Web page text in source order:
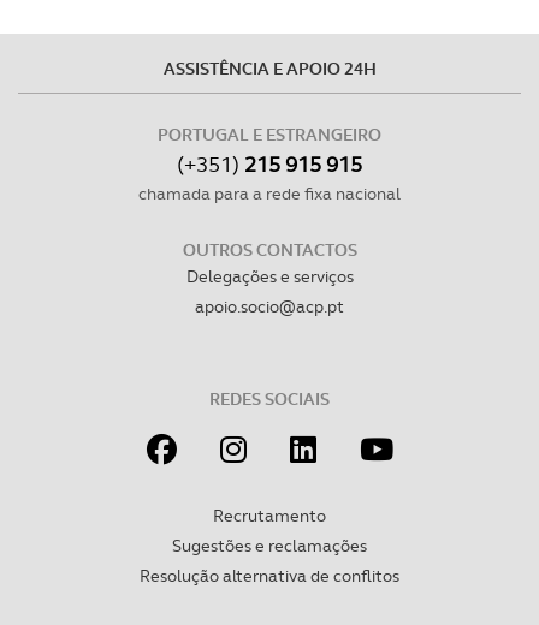
ASSISTÊNCIA E APOIO 24H
PORTUGAL E ESTRANGEIRO
(+351) 215 915 915
chamada para a rede fixa nacional
OUTROS CONTACTOS
Delegações e serviços
apoio.socio@acp.pt
REDES SOCIAIS
Recrutamento
Sugestões e reclamações
Resolução alternativa de conflitos